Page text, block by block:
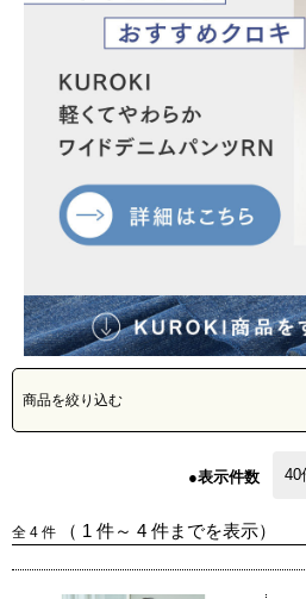
商品を絞り込む
●表示件数
全 4 件 （ 1 件～ 4 件までを表示）